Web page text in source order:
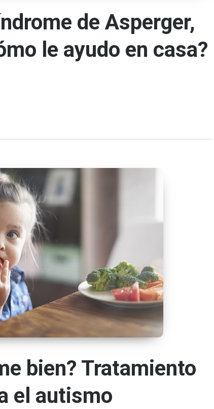
de Asperger,
le ayudo en casa?
bien? Tratamiento
el autismo